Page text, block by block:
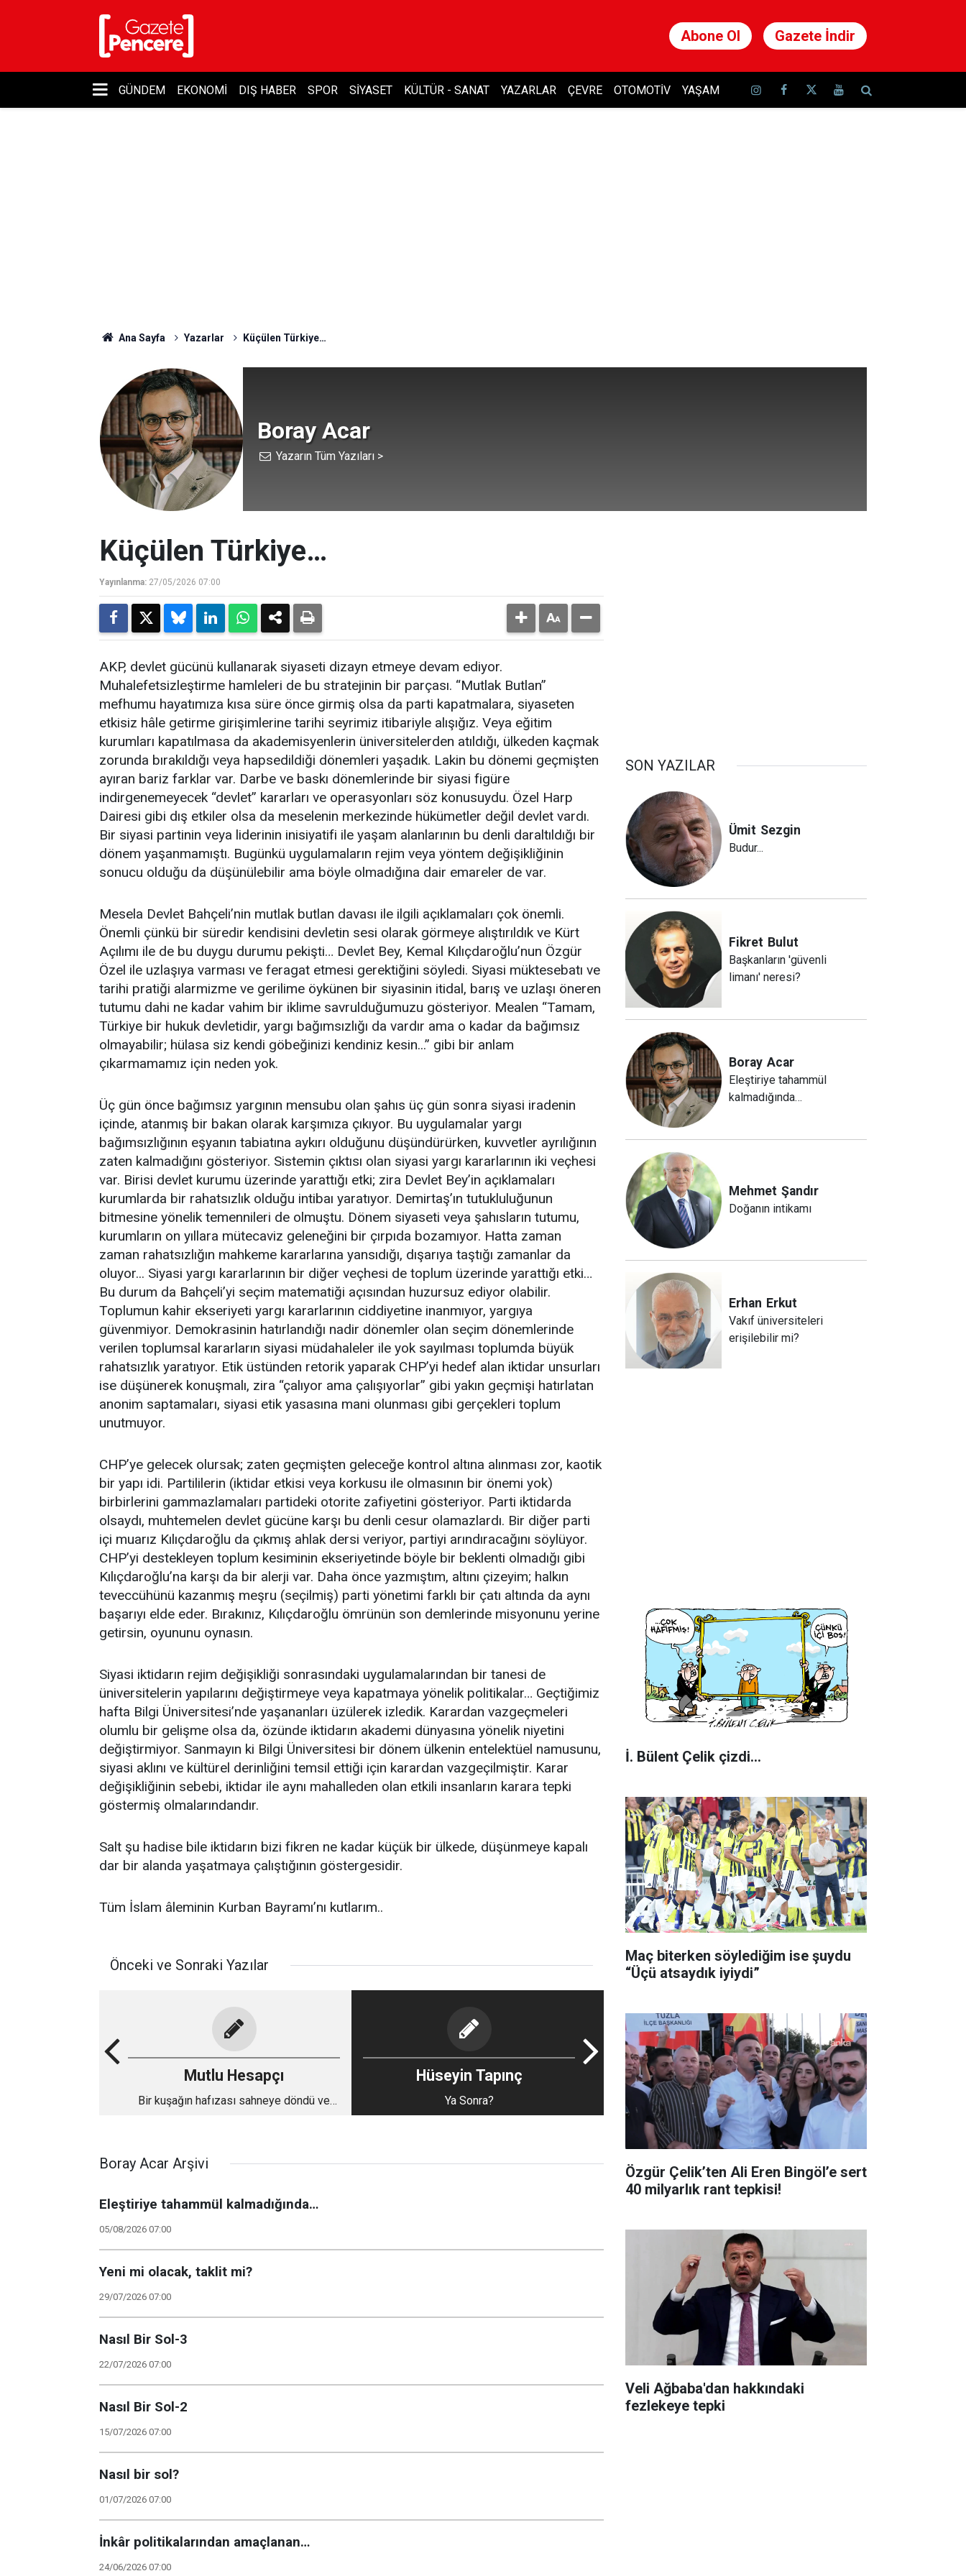
Abone Ol Gazete İndir
GÜNDEM EKONOMI DIŞ HABER SPOR SIYASET KÜLTÜR - SANAT YAZARLAR ÇEVRE OTOMOTIV YAŞAM
Ana Sayfa Yazarlar Küçülen Türkiye…
Boray Acar
Yazarın Tüm Yazıları >
Küçülen Türkiye…
Yayınlanma: 27/05/2026 07:00
AKP, devlet gücünü kullanarak siyaseti dizayn etmeye devam ediyor.
Muhalefetsizleştirme hamleleri de bu stratejinin bir parçası. “Mutlak Butlan”
mefhumu hayatımıza kısa süre önce girmiş olsa da parti kapatmalara, siyaseten
etkisiz hâle getirme girişimlerine tarihi seyrimiz itibariyle alışığız. Veya eğitim
kurumları kapatılmasa da akademisyenlerin üniversitelerden atıldığı, ülkeden kaçmak
zorunda bırakıldığı veya hapsedildiği dönemleri yaşadık. Lakin bu dönemi geçmişten
ayıran bariz farklar var. Darbe ve baskı dönemlerinde bir siyasi figüre
indirgenemeyecek “devlet” kararları ve operasyonları söz konusuydu. Özel Harp
Dairesi gibi dış etkiler olsa da meselenin merkezinde hükümetler değil devlet vardı.
Bir siyasi partinin veya liderinin inisiyatifi ile yaşam alanlarının bu denli daraltıldığı bir
dönem yaşanmamıştı. Bugünkü uygulamaların rejim veya yöntem değişikliğinin
sonucu olduğu da düşünülebilir ama böyle olmadığına dair emareler de var.
Mesela Devlet Bahçeli’nin mutlak butlan davası ile ilgili açıklamaları çok önemli.
Önemli çünkü bir süredir kendisini devletin sesi olarak görmeye alıştırıldık ve Kürt
Açılımı ile de bu duygu durumu pekişti… Devlet Bey, Kemal Kılıçdaroğlu’nun Özgür
Özel ile uzlaşıya varması ve feragat etmesi gerektiğini söyledi. Siyasi müktesebatı ve
tarihi pratiği alarmizme ve gerilime öykünen bir siyasinin itidal, barış ve uzlaşı öneren
tutumu dahi ne kadar vahim bir iklime savrulduğumuzu gösteriyor. Mealen “Tamam,
Türkiye bir hukuk devletidir, yargı bağımsızlığı da vardır ama o kadar da bağımsız
olmayabilir; hülasa siz kendi göbeğinizi kendiniz kesin...” gibi bir anlam
çıkarmamamız için neden yok.
Üç gün önce bağımsız yargının mensubu olan şahıs üç gün sonra siyasi iradenin
içinde, atanmış bir bakan olarak karşımıza çıkıyor. Bu uygulamalar yargı
bağımsızlığının eşyanın tabiatına aykırı olduğunu düşündürürken, kuvvetler ayrılığının
zaten kalmadığını gösteriyor. Sistemin çıktısı olan siyasi yargı kararlarının iki veçhesi
var. Birisi devlet kurumu üzerinde yarattığı etki; zira Devlet Bey’in açıklamaları
kurumlarda bir rahatsızlık olduğu intibaı yaratıyor. Demirtaş’ın tutukluluğunun
bitmesine yönelik temennileri de olmuştu. Dönem siyaseti veya şahısların tutumu,
kurumların on yıllara mütecaviz geleneğini bir çırpıda bozamıyor. Hatta zaman
zaman rahatsızlığın mahkeme kararlarına yansıdığı, dışarıya taştığı zamanlar da
oluyor... Siyasi yargı kararlarının bir diğer veçhesi de toplum üzerinde yarattığı etki…
Bu durum da Bahçeli’yi seçim matematiği açısından huzursuz ediyor olabilir.
Toplumun kahir ekseriyeti yargı kararlarının ciddiyetine inanmıyor, yargıya
güvenmiyor. Demokrasinin hatırlandığı nadir dönemler olan seçim dönemlerinde
verilen toplumsal kararların siyasi müdahaleler ile yok sayılması toplumda büyük
rahatsızlık yaratıyor. Etik üstünden retorik yaparak CHP’yi hedef alan iktidar unsurları
ise düşünerek konuşmalı, zira “çalıyor ama çalışıyorlar” gibi yakın geçmişi hatırlatan
anonim saptamaları, siyasi etik yasasına mani olunması gibi gerçekleri toplum
unutmuyor.
CHP’ye gelecek olursak; zaten geçmişten geleceğe kontrol altına alınması zor, kaotik
bir yapı idi. Partililerin (iktidar etkisi veya korkusu ile olmasının bir önemi yok)
birbirlerini gammazlamaları partideki otorite zafiyetini gösteriyor. Parti iktidarda
olsaydı, muhtemelen devlet gücüne karşı bu denli cesur olamazlardı. Bir diğer parti
içi muarız Kılıçdaroğlu da çıkmış ahlak dersi veriyor, partiyi arındıracağını söylüyor.
CHP’yi destekleyen toplum kesiminin ekseriyetinde böyle bir beklenti olmadığı gibi
Kılıçdaroğlu’na karşı da bir alerji var. Daha önce yazmıştım, altını çizeyim; halkın
teveccühünü kazanmış meşru (seçilmiş) parti yönetimi farklı bir çatı altında da aynı
başarıyı elde eder. Bırakınız, Kılıçdaroğlu ömrünün son demlerinde misyonunu yerine
getirsin, oyununu oynasın.
Siyasi iktidarın rejim değişikliği sonrasındaki uygulamalarından bir tanesi de
üniversitelerin yapılarını değiştirmeye veya kapatmaya yönelik politikalar… Geçtiğimiz
hafta Bilgi Üniversitesi’nde yaşananları üzülerek izledik. Karardan vazgeçmeleri
olumlu bir gelişme olsa da, özünde iktidarın akademi dünyasına yönelik niyetini
değiştirmiyor. Sanmayın ki Bilgi Üniversitesi bir dönem ülkenin entelektüel namusunu,
siyasi aklını ve kültürel derinliğini temsil ettiği için karardan vazgeçilmiştir. Karar
değişikliğinin sebebi, iktidar ile aynı mahalleden olan etkili insanların karara tepki
göstermiş olmalarındandır.
Salt şu hadise bile iktidarın bizi fikren ne kadar küçük bir ülkede, düşünmeye kapalı
dar bir alanda yaşatmaya çalıştığının göstergesidir.
Tüm İslam âleminin Kurban Bayramı’nı kutlarım..
Önceki ve Sonraki Yazılar
Mutlu Hesapçı
Bir kuşağın hafızası sahneye döndü ve
Hüseyin Tapınç
Ya Sonra?
Boray Acar Arşivi
Eleştiriye tahammül kalmadığında…
05/08/2026 07:00
Yeni mi olacak, taklit mi?
29/07/2026 07:00
Nasıl Bir Sol-3
22/07/2026 07:00
Nasıl Bir Sol-2
15/07/2026 07:00
Nasıl bir sol?
01/07/2026 07:00
İnkâr politikalarından amaçlanan…
24/06/2026 07:00
SON YAZILAR
Ümit Sezgin
Budur...
Fikret Bulut
Başkanların 'güvenli
limanı' neresi?
Boray Acar
Eleştiriye tahammül
kalmadığında…
Mehmet Şandır
Doğanın intikamı
Erhan Erkut
Vakıf üniversiteleri
erişilebilir mi?
İ. Bülent Çelik çizdi...
Maç biterken söylediğim ise şuydu
“Üçü atsaydık iyiydi”
Özgür Çelik’ten Ali Eren Bingöl’e sert
40 milyarlık rant tepkisi!
Veli Ağbaba'dan hakkındaki
fezlekeye tepki